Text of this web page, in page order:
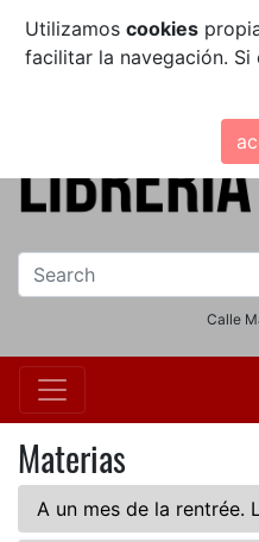
Utilizamos cookies
facilitar la navegación. Si
Calle
Materias
A un mes de la rentrée.